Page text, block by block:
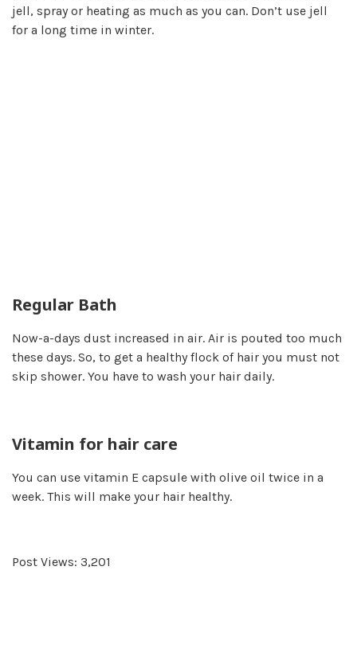
jell, spray or heating as much as you can. Don’t use jell
for a long time in winter.
Regular Bath
Now-a-days dust increased in air. Air is pouted too much
these days. So, to get a healthy flock of hair you must not
skip shower. You have to wash your hair daily.
Vitamin for hair care
You can use vitamin E capsule with olive oil twice in a
week. This will make your hair healthy.
Post Views: 3,201